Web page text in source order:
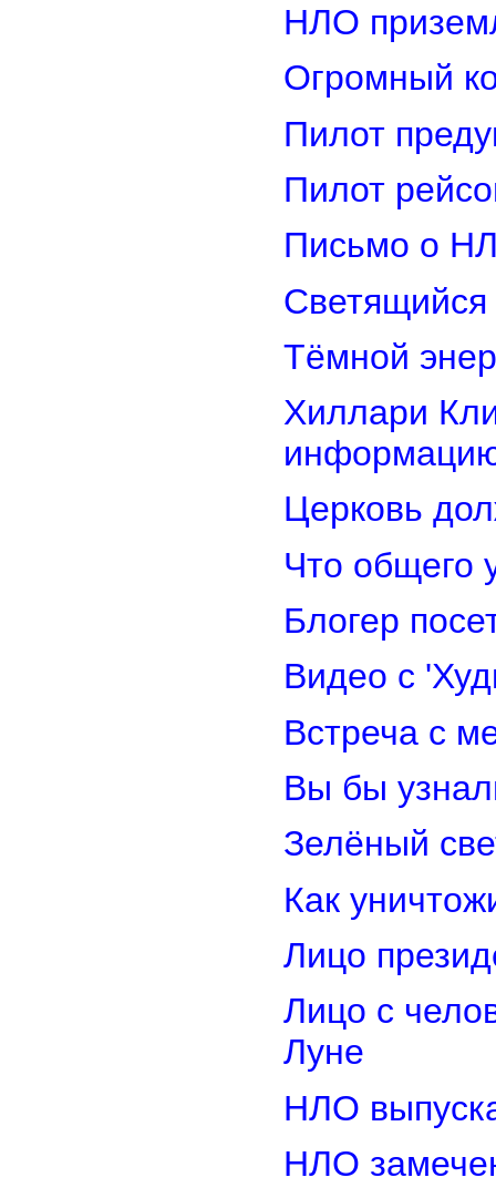
НЛО
Огромный
Пилот
Пилот
Письмо о
Светящийся
Тёмной
Хиллари
Церковь
Что общего
Блогер
Видео с
Встреча с
Вы бы
Зелёный
Как
Лицо
Лицо с
Луне
НЛО
НЛО